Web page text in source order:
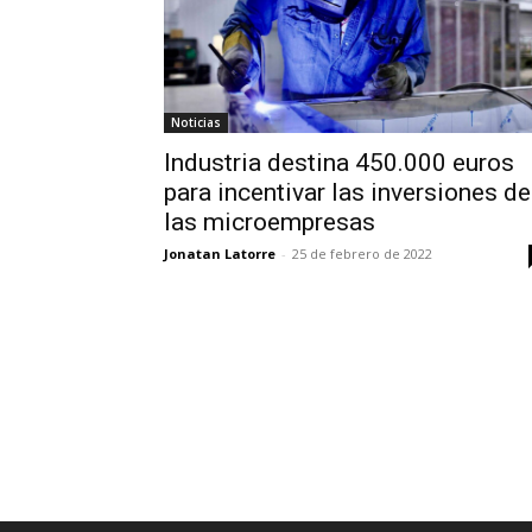
Noticias
Industria destina 450.000 euros
para incentivar las inversiones de
las microempresas
Jonatan Latorre - 25 de febrero de 2022